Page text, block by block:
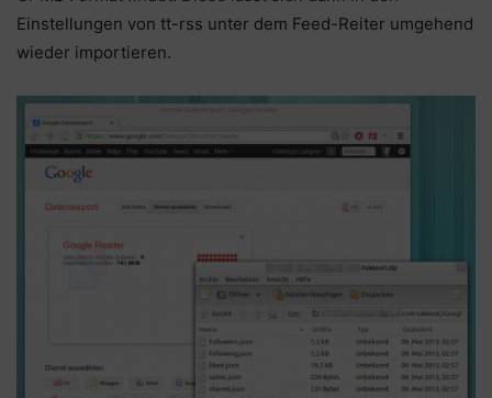
Einstellungen von tt-rss unter dem Feed-Reiter umgehend
wieder importieren.